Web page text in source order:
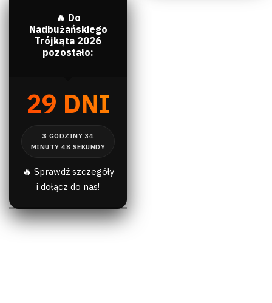
🔥 Do
Nadbużańskiego
Trójkąta 2026
pozostało:
29 DNI
🔥 Sprawdź szczegóły
i dołącz do nas!